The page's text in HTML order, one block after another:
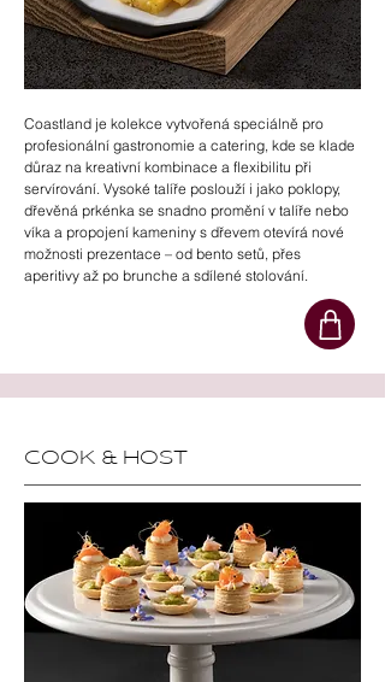
​Coastland je kolekce vytvořená speciálně pro
profesionální gastronomie a catering, kde se klade
důraz na kreativní kombinace a flexibilitu při
servírování. Vysoké talíře poslouží i jako poklopy,
dřevěná prkénka se snadno promění v talíře nebo
víka a propojení kameniny s dřevem otevírá nové
možnosti prezentace – od bento setů, přes
aperitivy až po brunche a sdílené stolování.
COOK & HOST